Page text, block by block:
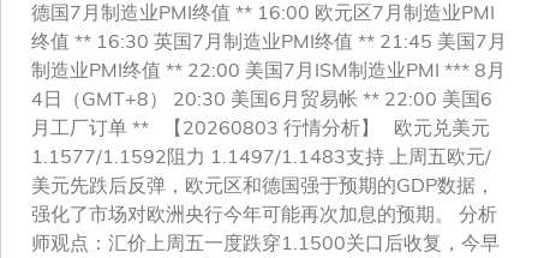
德国7月制造业PMI终值 ** 16:00 欧元区7月制造业PMI
终值 ** 16:30 英国7月制造业PMI终值 ** 21:45 美国7月
制造业PMI终值 ** 22:00 美国7月ISM制造业PMI *** 8月
4日（GMT+8） 20:30 美国6月贸易帐 ** 22:00 美国6
月工厂订单 ** 【20260803 行情分析】 欧元兑美元
1.1577/1.1592阻力 1.1497/1.1483支持 上周五欧元/
美元先跌后反弹，欧元区和德国强于预期的GDP数据，
强化了市场对欧洲央行今年可能再次加息的预期。 分析
师观点：汇价上周五一度跌穿1.1500关口后收复，今早